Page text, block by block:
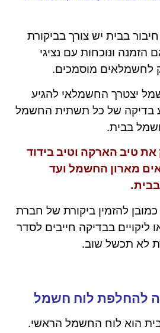
בבית יש צורך בביקורת
ונוכחות עם נציגי
מוסמכים.
יצטרך החשמלאי להגיע
בדיקה של כל תשתית החשמל
בבית.
טיב הארקה וטיב בידוד
מארון החשמל ועד
.
כמובן להזמין ביקורת של חברת
בבדיקה חייבים לסדר
לא תכשל שוב.
להחלפת לוח חשמל
הוא לוח החשמל הראשי.